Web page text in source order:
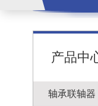
产品中
轴承联轴器